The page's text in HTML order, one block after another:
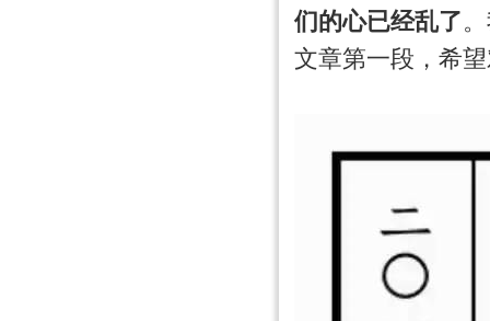
们的心已经乱了
文章第一段，希